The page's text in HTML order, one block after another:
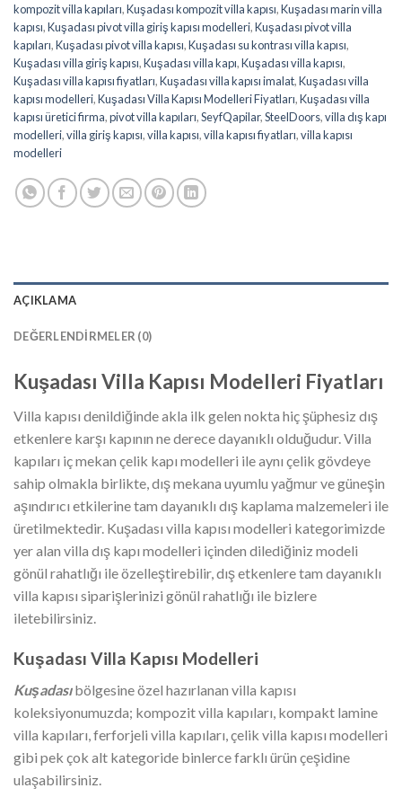
kompozit villa kapıları,Kuşadası kompozit villa kapısı,Kuşadası marin villa
kapısı,Kuşadası pivot villa giriş kapısı modelleri,Kuşadası pivot villa
kapıları,Kuşadası pivot villa kapısı,Kuşadası su kontrası villa kapısı,
Kuşadası villa giriş kapısı,Kuşadası villa kapı,Kuşadası villa kapısı,
Kuşadası villa kapısı fiyatları,Kuşadası villa kapısı imalat,Kuşadası villa
kapısı modelleri,Kuşadası Villa Kapısı Modelleri Fiyatları,Kuşadası villa
kapısı üretici firma,pivot villa kapıları,SeyfQapilar,SteelDoors,villa dış kapı
modelleri,villa giriş kapısı,villa kapısı,villa kapısı fiyatları,villa kapısı
modelleri
AÇIKLAMA
DEĞERLENDIRMELER (0)
Kuşadası Villa Kapısı Modelleri Fiyatları
Villa kapısı denildiğinde akla ilk gelen nokta hiç şüphesiz dış
etkenlere karşı kapının ne derece dayanıklı olduğudur. Villa
kapıları iç mekan çelik kapı modelleri ile aynı çelik gövdeye
sahip olmakla birlikte, dış mekana uyumlu yağmur ve güneşin
aşındırıcı etkilerine tam dayanıklı dış kaplama malzemeleri ile
üretilmektedir. Kuşadası villa kapısı modelleri kategorimizde
yer alan villa dış kapı modelleri içinden dilediğiniz modeli
gönül rahatlığı ile özelleştirebilir, dış etkenlere tam dayanıklı
villa kapısı siparişlerinizi gönül rahatlığı ile bizlere
iletebilirsiniz.
Kuşadası Villa Kapısı Modelleri
Kuşadasıbölgesine özel hazırlanan villa kapısı
koleksiyonumuzda; kompozit villa kapıları, kompakt lamine
villa kapıları, ferforjeli villa kapıları, çelik villa kapısı modelleri
gibi pek çok alt kategoride binlerce farklı ürün çeşidine
ulaşabilirsiniz.